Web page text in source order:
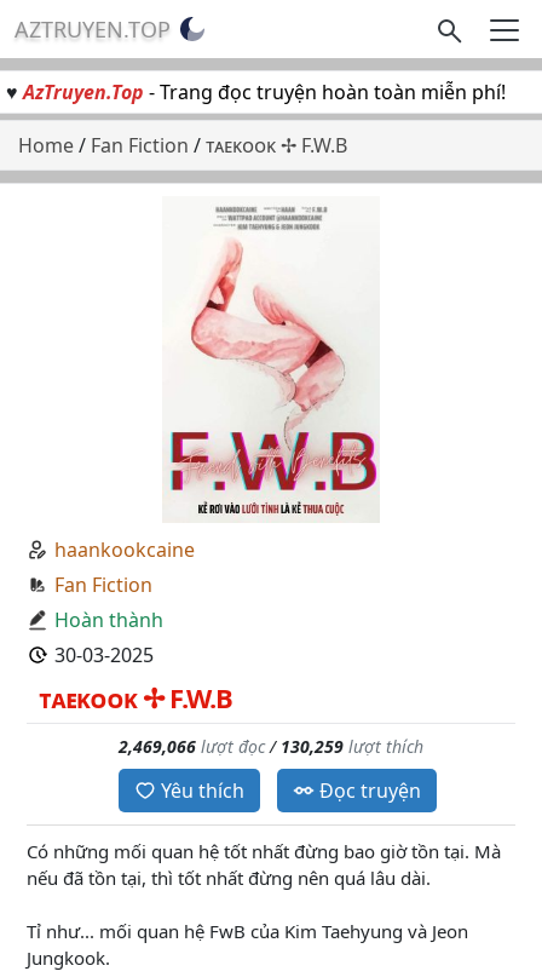
AZTRUYEN.TOP
♥AzTruyen.Top - Trang đọc truyện hoàn toàn miễn phí!
Home/ Fan Fiction /ᴛᴀᴇᴋᴏᴏᴋ ✢ F.W.B
haankookcaine
Fan Fiction
Hoàn thành
30-03-2025
ᴛᴀᴇᴋᴏᴏᴋ ✢ F.W.B
2,469,066 lượt đọc/ 130,259 lượt thích
Yêu thích Đọc truyện
Có những mối quan hệ tốt nhất đừng bao giờ tồn tại. Mà
nếu đã tồn tại, thì tốt nhất đừng nên quá lâu dài.
Tỉ như... mối quan hệ FwB của Kim Taehyung và Jeon
Jungkook.